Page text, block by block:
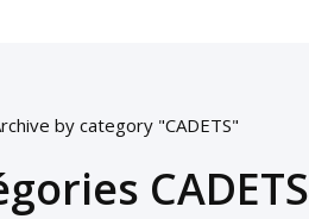
by category "CADETS"
CADETS